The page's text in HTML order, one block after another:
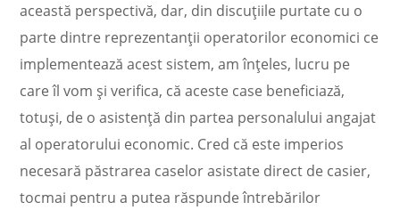
această perspectivă, dar, din discuţiile purtate cu o
parte dintre reprezentanţii operatorilor economici ce
implementează acest sistem, am înţeles, lucru pe
care îl vom şi verifica, că aceste case beneficiază,
totuşi, de o asistenţă din partea personalului angajat
al operatorului economic. Cred că este imperios
necesară păstrarea caselor asistate direct de casier,
tocmai pentru a putea răspunde întrebărilor